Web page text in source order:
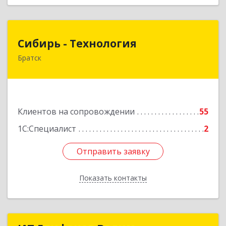
Сибирь - Технология
Братск
Клиентов на сопровождении
55
1С:Специалист
2
Отправить заявку
Показать контакты
Отправить заявку
Назад